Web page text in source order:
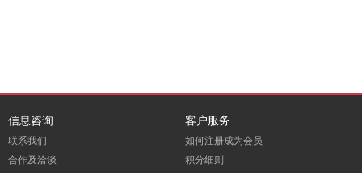
信息咨询
联系我们
合作及洽谈
客户服务
如何注册成为会员
积分细则